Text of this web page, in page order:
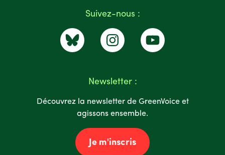
Suivez-nous :
Newsletter :
Découvrez la newsletter de GreenVoice et
agissons ensemble.
Je m'inscris